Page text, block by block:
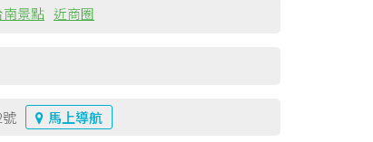
南景點 近商圈
馬上導航